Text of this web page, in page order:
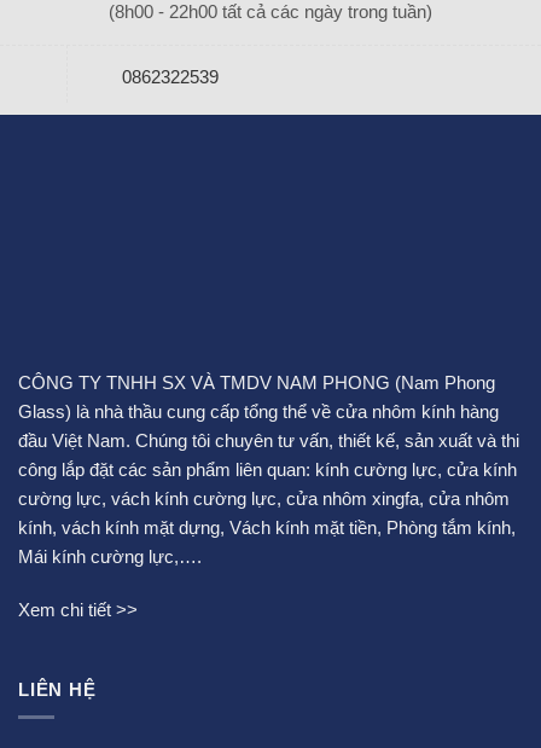
(8h00 - 22h00 tất cả các ngày trong tuần)
0862322539
CÔNG TY TNHH SX VÀ TMDV NAM PHONG (Nam Phong
Glass) là nhà thầu cung cấp tổng thể về cửa nhôm kính hàng
đầu Việt Nam. Chúng tôi chuyên tư vấn, thiết kế, sản xuất và thi
công lắp đặt các sản phẩm liên quan: kính cường lực, cửa kính
cường lực, vách kính cường lực, cửa nhôm xingfa, cửa nhôm
kính, vách kính mặt dựng, Vách kính mặt tiền, Phòng tắm kính,
Mái kính cường lực,….
Xem chi tiết >>
LIÊN HỆ